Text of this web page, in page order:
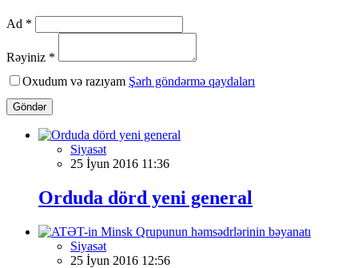
Ad *
Rəyiniz *
Oxudum və razıyam Şərh göndərmə qaydaları
Göndər
Siyasət
25 İyun 2016 11:36
Orduda dörd yeni general
Siyasət
25 İyun 2016 12:56